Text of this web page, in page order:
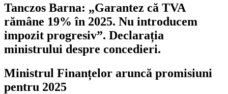
Tanczos Barna: „Garantez că TVA
rămâne 19% în 2025. Nu introducem
impozit progresiv”. Declarația
ministrului despre concedieri.
Ministrul Finanțelor aruncă promisiuni
pentru 2025